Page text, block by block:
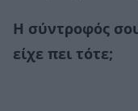
Η σύντροφός
είχε πει τότε;